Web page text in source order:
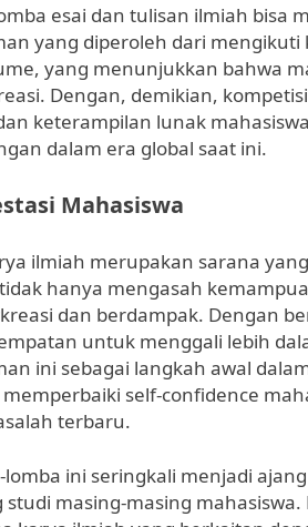
esai dan tulisan ilmiah bisa
yang diperoleh dari
yang menunjukkan bahwa
Dengan, demikian,
keterampilan lunak
dalam era global saat ini.
Mahasiswa
ilmiah merupakan sarana
hanya mengasah
dan berdampak. Dengan
untuk menggali lebih
ini sebagai langkah awal
self-confidence
terbaru.
lomba ini seringkali menjadi
studi masing-masing